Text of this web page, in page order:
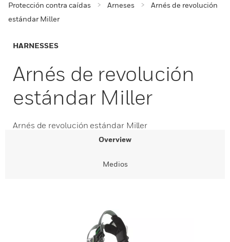
Protección contra caídas
Arneses
Arnés de revolución
estándar Miller
HARNESSES
Arnés de revolución
estándar Miller
Arnés de revolución estándar Miller
Overview
Medios